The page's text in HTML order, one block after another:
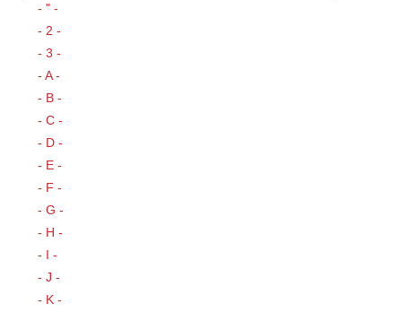
- " -
- 2 -
- 3 -
- A -
- B -
- C -
- D -
- E -
- F -
- G -
- H -
- I -
- J -
- K -